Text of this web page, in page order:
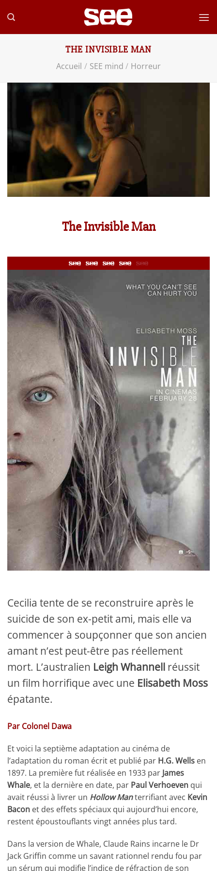
au
THE INVISIBLE MAN
Accueil / SEE mind / Horreur
The Invisible Man
Cecilia tente de se reconstruire après le
suicide de son ex-petit ami, mais elle va
commencer à soupçonner que son ancien
amant n’est peut-être pas réellement
mort. L’australien Leigh Whannell réussit
un film horrifique avec une Elisabeth Moss
épatante.
Par Colonel Dawa
Et voici la septième adaptation au cinéma de
l’adaptation du roman écrit et publié par H.G. Wells en
1897. La première fut réalisée en 1933 par James
Whale, et la dernière en date, par Paul Verhoeven qui
avait réussi à livrer un Hollow Manterrifiant avec Kevin
Bacon et des effets spéciaux qui aujourd’hui encore,
restent époustouflants vingt années plus tard.
Dans la version de Whale, Claude Rains incarne le Dr
Jack Griffin comme un savant rationnel rendu fou par
un sérum qui modifie l’indice de réfraction de son